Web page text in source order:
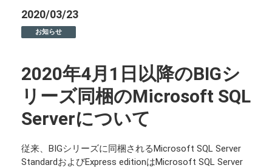
2020/03/23
お知らせ
2020年4月1日以降のBIGシ
リーズ同梱のMicrosoft SQL
Serverについて
従来、BIGシリーズに同梱されるMicrosoft SQL Server
StandardおよびExpress editionはMicrosoft SQL Server